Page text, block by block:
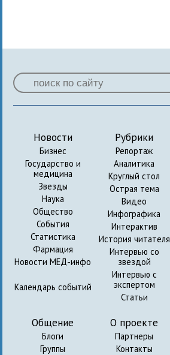
Новости
Бизнес
Государство и
медицина
Звезды
Наука
Общество
События
Статистика
Фармация
Новости МЕД-инфо
Календарь событий
Рубрики
Репортаж
Аналитика
Круглый стол
Острая тема
Видео
Инфографика
Интерактив
История читателя
Интервью со
звездой
Интервью с
экспертом
Статьи
Общение
Блоги
Группы
О проекте
Партнеры
Контакты